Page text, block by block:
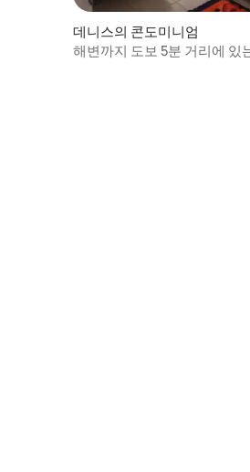
데니스의 콘도미니엄
해변까지 도보 5분 거리에 있